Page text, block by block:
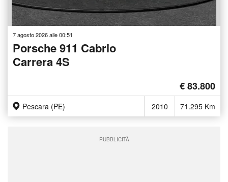
7 agosto 2026 alle 00:51
Porsche 911 Cabrio
Carrera 4S
€ 83.800
Pescara (PE) 2010 71.295 Km
PUBBLICITÀ